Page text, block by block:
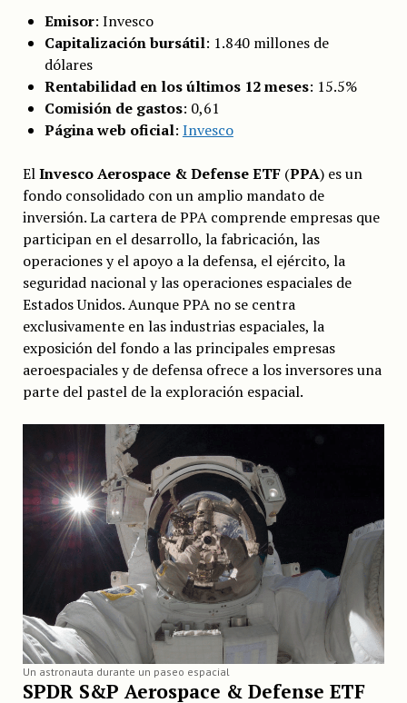
Emisor: Invesco
Capitalización bursátil: 1.840 millones de
dólares
Rentabilidad en los últimos 12 meses: 15.5%
Comisión de gastos: 0,61
Página web oficial: Invesco
ElInvesco Aerospace & Defense ETF(PPA) es un
fondo consolidado con un amplio mandato de
inversión. La cartera de PPA comprende empresas que
participan en el desarrollo, la fabricación, las
operaciones y el apoyo a la defensa, el ejército, la
seguridad nacional y las operaciones espaciales de
Estados Unidos. Aunque PPA no se centra
exclusivamente en las industrias espaciales, la
exposición del fondo a las principales empresas
aeroespaciales y de defensa ofrece a los inversores una
parte del pastel de la exploración espacial.
Un astronauta durante un paseo espacial
SPDR S&P Aerospace & Defense ETF